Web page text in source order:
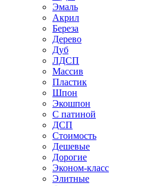
Эмаль
Акрил
Береза
Дерево
Дуб
ЛДСП
Массив
Пластик
Шпон
Экошпон
С патиной
ДСП
Стоимость
Дешевые
Дорогие
Эконом-класс
Элитные